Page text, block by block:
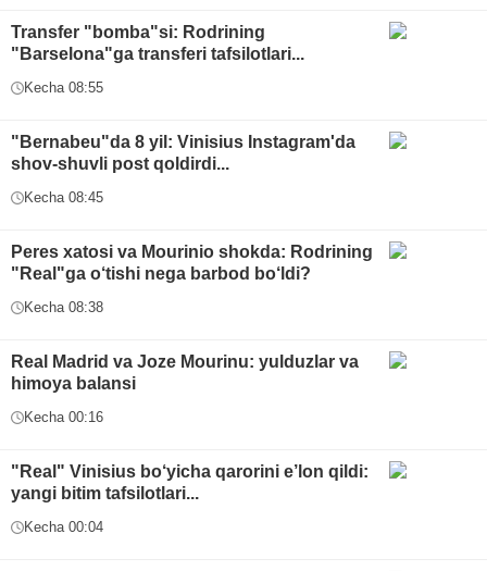
Transfer "bomba"si: Rodrining
"Barselona"ga transferi tafsilotlari...
Kecha 08:55
"Bernabeu"da 8 yil: Vinisius Instagram'da
shov-shuvli post qoldirdi...
Kecha 08:45
Peres xatosi va Mourinio shokda: Rodrining
"Real"ga o‘tishi nega barbod bo‘ldi?
Kecha 08:38
Real Madrid va Joze Mourinu: yulduzlar va
himoya balansi
Kecha 00:16
"Real" Vinisius bo‘yicha qarorini e’lon qildi:
yangi bitim tafsilotlari...
Kecha 00:04